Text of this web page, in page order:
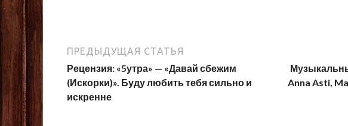
ПРЕДЫДУЩАЯ СТАТЬЯ
Рецензия: «5утра» — «Давай сбежим
(Искорки)». Буду любить тебя сильно и
искренне
Anna Asti,